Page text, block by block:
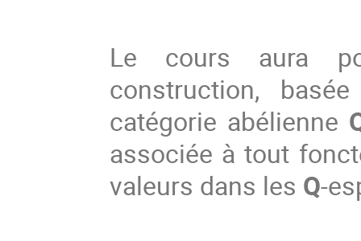
Le cours aura
construction,
catégorie abélienne
associée à tout
valeurs dans les Q-